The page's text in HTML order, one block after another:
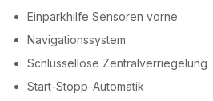
Einparkhilfe Sensoren vorne
Navigationssystem
Schlüssellose Zentralverriegelung
Start-Stopp-Automatik